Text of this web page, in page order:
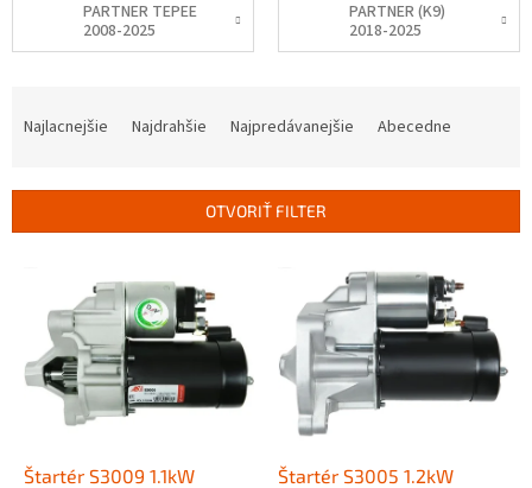
PARTNER TEPEE
2008-2025
PARTNER (K9)
2018-2025
i
Najlacnejšie Najdrahšie Najpredávanejšie Abecedne
OTVORIŤ FILTER
Štartér S3009 1.1kW Štartér S3005 1.2kW